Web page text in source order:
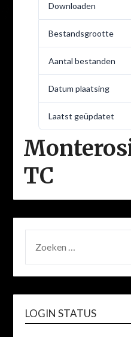
Downloaden
Bestandsgrootte
Aantal bestanden
Datum plaatsing
Laatst geüpdatet
TC
NAAR:
LOGIN STATUS